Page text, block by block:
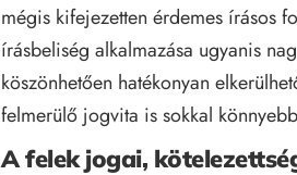
mégis kifejezetten érdemes írásos
írásbeliség alkalmazása ugyanis
köszönhetően hatékonyan
felmerülő jogvita is sokkal
A felek jogai,